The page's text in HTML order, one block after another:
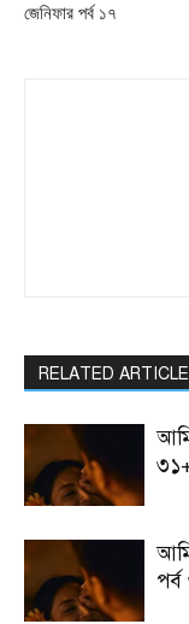
জেনিফার পর্ব ১৭
RELATED